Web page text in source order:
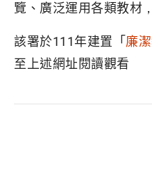
覽、廣泛運用各類教材，
該署於111年建置「 廉
至上述網址閱讀觀看